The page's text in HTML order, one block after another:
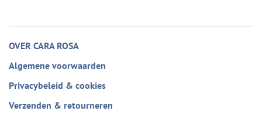
OVER CARA ROSA
Algemene voorwaarden
Privacybeleid & cookies
Verzenden & retourneren